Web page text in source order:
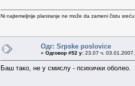
Ni najtemeljnije planiranje ne može da zameni čistu
Одг: Srpske poslovice
« Одговор #52 у: 23.07 ч.
Баш тако, не у смислу - психички оболео.